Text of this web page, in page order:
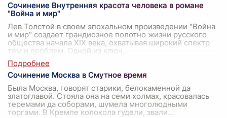
Сочинение Внутренняя красота человека в романе
"Война и мир"
Лев Толстой в своем эпохальном произведении "Война
и мир" создает грандиозное полотно жизни русского
общества начала XIX века, охватывая широкий спектр
тем и проблем. Одной из ключ
Сочинение Москва в Смутное время
Была Москва, говорят старики, белокаменной да
златоглавой. Стояла она на семи холмах, красовалась
теремами да соборами, шумела многолюдными
торгами. В Кремле колокола гудели, звали...